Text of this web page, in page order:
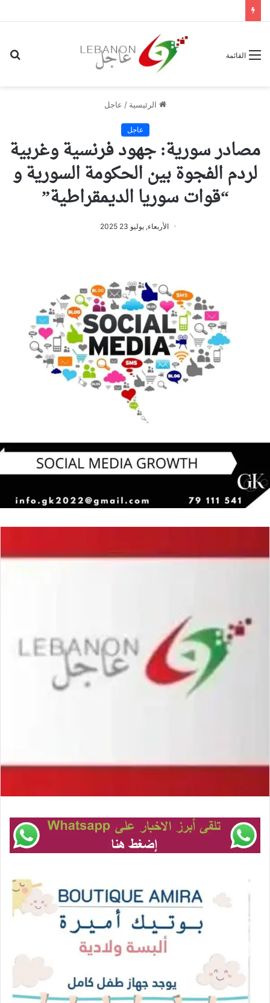
القائمة
الرئيسية / عاجل
عاجل
مصادر سورية: جهود فرنسية وغربية
لردم الفجوة بين الحكومة السورية و
“قوات سوريا الديمقراطية”
الأربعاء, يوليو 23 2025